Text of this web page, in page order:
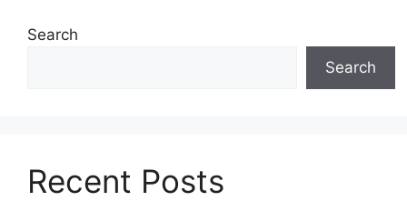
Search
Search
Recent Posts